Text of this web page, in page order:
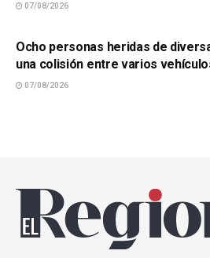
07/08/2026
Ocho personas heridas de
una colisión entre varios
07/08/2026